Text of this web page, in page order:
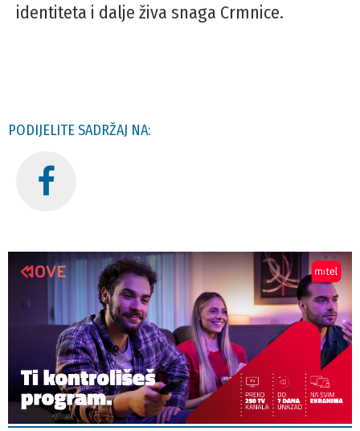
identiteta i dalje živa snaga Crmnice.
PODIJELITE SADRŽAJ NA: